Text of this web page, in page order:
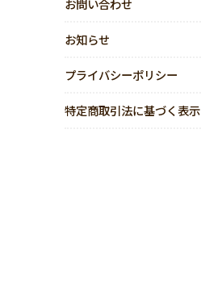
お問い合わせ
お知らせ
プライバシーポリシー
特定商取引法に基づく表示